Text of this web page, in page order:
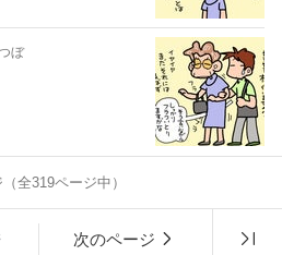
ぼ
全319ページ中）
次のページ